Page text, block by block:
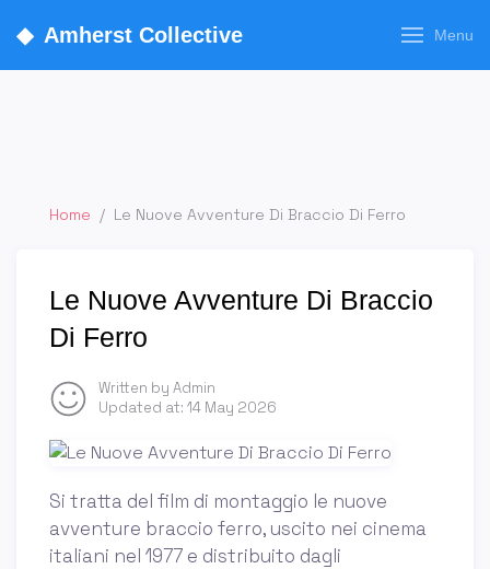
◆ Amherst Collective Menu
Home / Le Nuove Avventure Di Braccio Di Ferro
Le Nuove Avventure Di Braccio
Di Ferro
Written by Admin
Updated at: 14 May 2026
Si tratta del film di montaggio le nuove
avventure braccio ferro, uscito nei cinema
italiani nel 1977 e distribuito dagli